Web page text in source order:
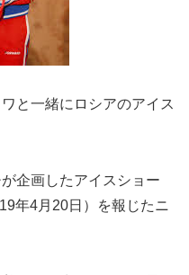
と一緒にロシアのアイス
企画したアイスショー
年4月20日）を報じたニ